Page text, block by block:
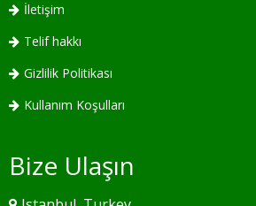
İletişim
Telif hakkı
Gizlilik Politikası
Kullanım Koşulları
Bize Ulaşın